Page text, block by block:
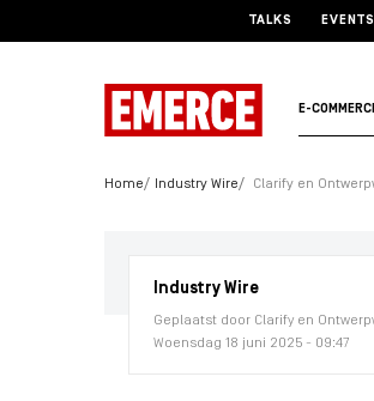
TALKS EVENTS
E-
Home Industry Wire Clarify en
Industry Wire
Geplaatst door Clarify en
Woensdag 18 juni 2025 - 09:47